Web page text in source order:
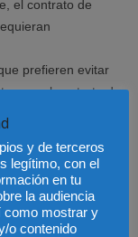
el contrato de
prefieren evitar
por el contrato de
el contrato de
de distribución
redacción
y de terceros
legítimo, con el
en tu
la audiencia
como mostrar y
o contenido